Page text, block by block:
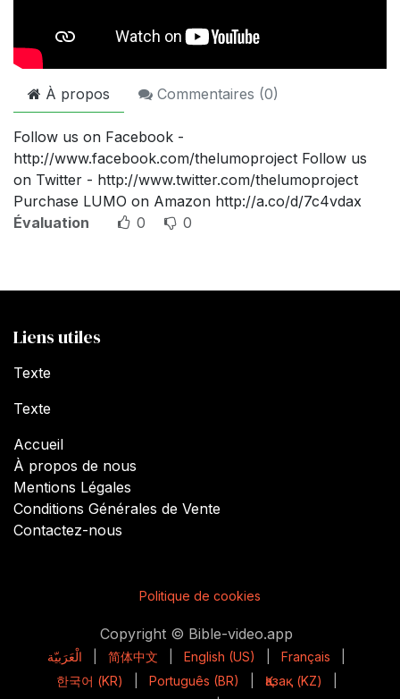
À propos Commentaires (0)
Follow us on Facebook -
http://www.facebook.com/thelumoproject Follow us
on Twitter - http://www.twitter.com/thelumoproject
Purchase LUMO on Amazon http://a.co/d/7c4vdax
Évaluation
0 0
Liens utiles
Texte
Texte
Accueil
À propos de nous
Mentions Légales
Conditions Générales de Vente
Contactez-nous
Politique de cookies
Copyright © Bible-video.app
الْعَرَبيّة 简体中文 English (US) Français
한국어 (KR)
Português (BR) Қазақ (KZ)